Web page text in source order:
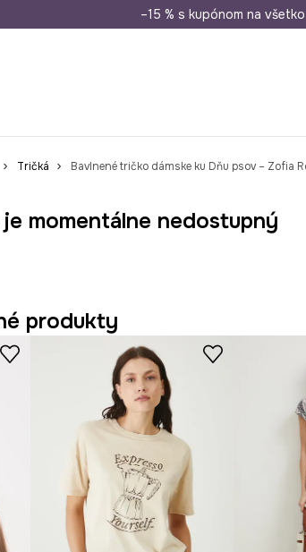
Doprava zadarmo od 50 €
–15 % s kupónom na
Tričká Bavlnené tričko dámske ku Dňu psov – Zofia
momentálne nedostupný
produkty